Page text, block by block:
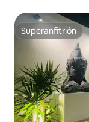
Superanfitrión
Superanfitrión